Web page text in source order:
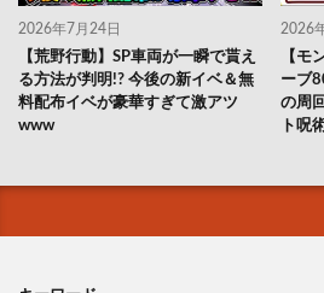
2026年7月24日
【荒野行動】SP車両が一瞬で貰え
る方法が判明!? 今後の新イベ＆無
料配布イベが豪華すぎて激アツ
www
2026
【モ
ーブ
の周
ト呪